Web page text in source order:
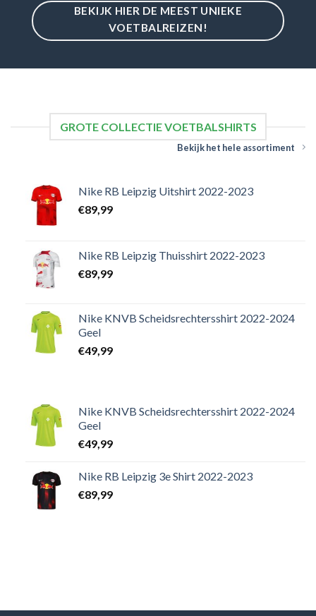
BEKIJK HIER DE MEEST UNIEKE
VOETBALREIZEN!
GROTE COLLECTIE VOETBALSHIRTS
Bekijk het hele assortiment
Nike RB Leipzig Uitshirt 2022-2023
€89,99
Nike RB Leipzig Thuisshirt 2022-2023
€89,99
Nike KNVB Scheidsrechtersshirt 2022-2024
Geel
€49,99
Nike KNVB Scheidsrechtersshirt 2022-2024
Geel
€49,99
Nike RB Leipzig 3e Shirt 2022-2023
€89,99